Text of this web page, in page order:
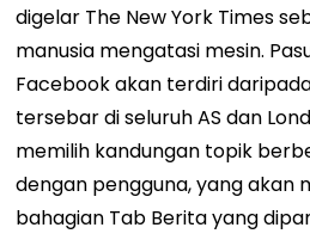
digelar The New York Times
manusia mengatasi mesin.
Facebook akan terdiri
tersebar di seluruh AS dan
memilih kandungan topik
dengan pengguna, yang akan
bahagian Tab Berita yang